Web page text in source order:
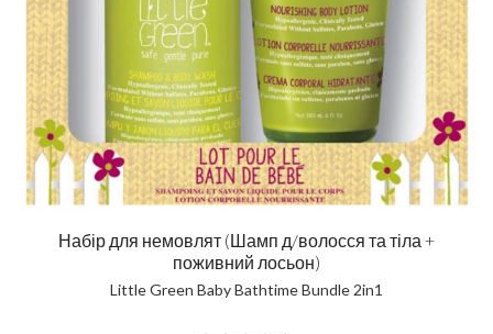
Набір для немовлят (Шамп д/волосся та тіла +
поживний лосьон)
Little Green Baby Bathtime Bundle 2in1